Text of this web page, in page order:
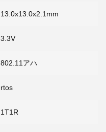
13.0x13.0x2.1mm
3.3V
802.11アハ
rtos
1T1R